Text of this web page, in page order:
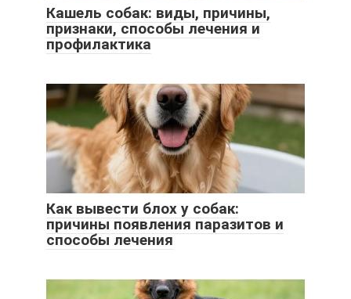
Кашель собак: виды, причины,
признаки, способы лечения и
профилактика
Как вывести блох у собак:
причины появления паразитов и
способы лечения